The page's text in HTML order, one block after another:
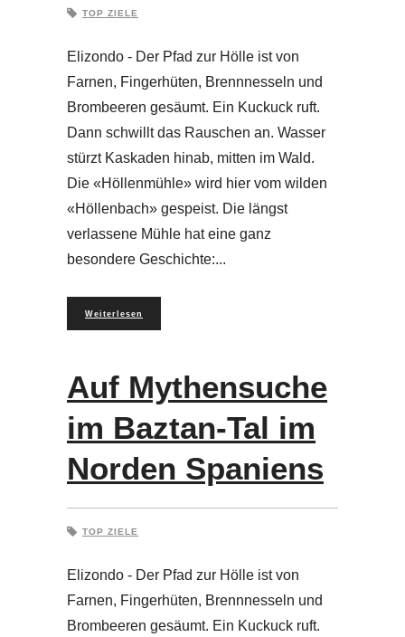
TOP ZIELE
Elizondo - Der Pfad zur Hölle ist von
Farnen, Fingerhüten, Brennnesseln und
Brombeeren gesäumt. Ein Kuckuck ruft.
Dann schwillt das Rauschen an. Wasser
stürzt Kaskaden hinab, mitten im Wald.
Die «Höllenmühle» wird hier vom wilden
«Höllenbach» gespeist. Die längst
verlassene Mühle hat eine ganz
besondere Geschichte:
Weiterlesen
Auf Mythensuche
im Baztan-Tal im
Norden Spaniens
TOP ZIELE
Elizondo - Der Pfad zur Hölle ist von
Farnen, Fingerhüten, Brennnesseln und
Brombeeren gesäumt. Ein Kuckuck ruft.